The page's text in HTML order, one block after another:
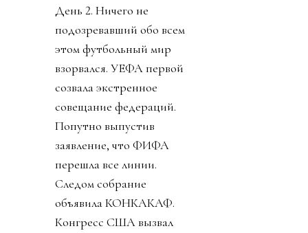
День 2. Ничего не
подозревавший обо всем
этом футбольный мир
взорвался. УЕФА первой
созвала экстренное
совещание федераций.
Попутно выпустив
заявление, что ФИФА
перешла все линии.
Следом собрание
объявила КОНКАКАФ.
Конгресс США вызвал